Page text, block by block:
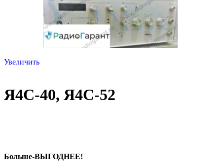
Увеличить
Я4С-40, Я4С-52
Больше-ВЫГОДНЕЕ!